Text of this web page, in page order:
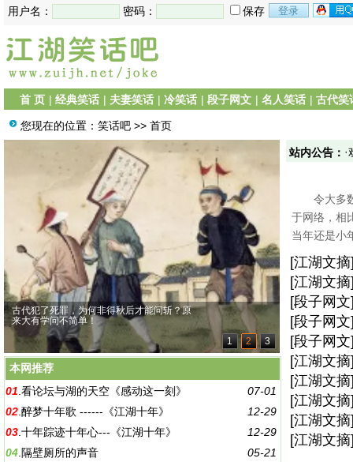
用户名： 密码： 保存
首 页 | 经典笑话 | 夫妻笑话 | 冷笑话 | 段子网文 | 名人笑话 | 古代笑
您现在的位置： 笑话吧 >> 首页
古代犯了死罪，为何非得秋后才能问斩？原
来大有学问不简单！
谦虚
1 2 3
本网推荐
07-01
01 看论坛与湖的天空《感动这一刻》
12-29
02 醉梦十年歌 ------《江湖十年》
12-29
03 十年踪迹十年心---《江湖十年》
05-21
04 隔壁厕所的声音
站内公告： ·
令大多数
于网络，相
当年还是小
[江湖文摘
[江湖文摘
[段子网文
[段子网文
半段才是
[段子网文
[江湖文摘
[江湖文摘
[江湖文摘
[江湖文摘
[江湖文摘